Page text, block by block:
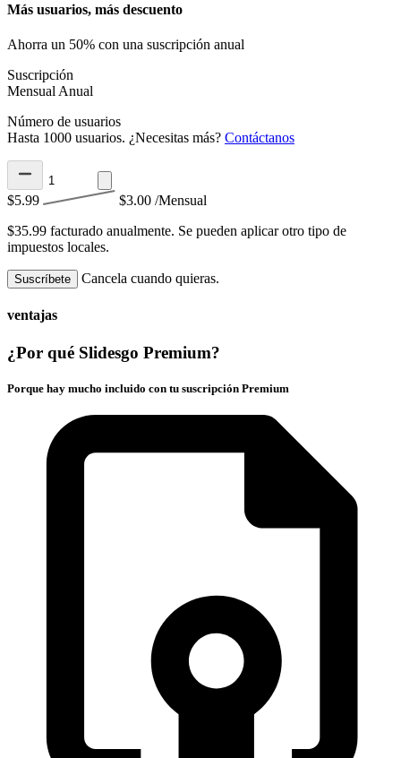
Más usuarios, más descuento
Ahorra un 50% con una suscripción anual
Suscripción
Mensual Anual
Número de usuarios
Hasta 1000 usuarios. ¿Necesitas más? Contáctanos
$5.99 $3.00 /Mensual
$35.99 facturado anualmente. Se pueden aplicar otro tipo de
impuestos locales.
Suscríbete Cancela cuando quieras.
ventajas
¿Por qué Slidesgo Premium?
Porque hay mucho incluido con tu suscripción Premium